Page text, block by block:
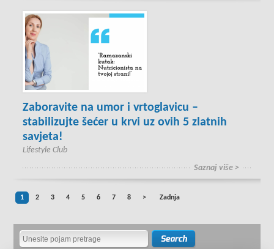
Zaboravite na umor i vrtoglavicu –
stabilizujte šećer u krvi uz ovih 5 zlatnih
savjeta!
Lifestyle Club
Saznaj više >
1 2 3 4 5 6 7 8 > Zadnja